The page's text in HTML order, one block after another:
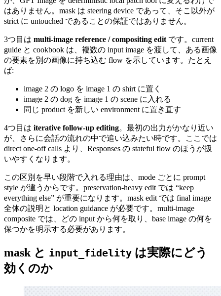
はありません。mask は steering device であって、そこ以外が
strict に untouched であることの保証ではありません。
3つ目は multi-image reference / compositing edit です。current
guide と cookbook は、複数の input image を渡して、ある画像
の要素を別の画像に持ち込む flow を示しています。たとえ
ば:
image 2 の logo を image 1 の shirt に置く
image 2 の dog を image 1 の scene に入れる
同じ product を新しい environment に置き直す
4つ目は iterative follow-up editing。最初の出力がかなり近い
が、さらに会話の流れの中で追い込みたい時です。ここでは
direct one-off calls より、Responses の stateful flow のほうが扱
いやすくなります。
この区別を早い段階で入れる理由は、mode ごとに prompt
style が違うからです。preservation-heavy edit では “keep
everything else” が重要になります。mask edit では final image
全体の説明と location guidance が必要です。multi-image
composite では、どの input から何を取り、base image の何を
保つかを明示する必要があります。
mask と input_fidelity は実際にどう
効くのか